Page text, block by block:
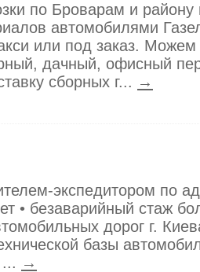
по Броварам и району
автомобилями
или под заказ. Можем
дачный, офисный
сборных г... →
экспедитором по
• безаварийный стаж
дорог г.
базы
→